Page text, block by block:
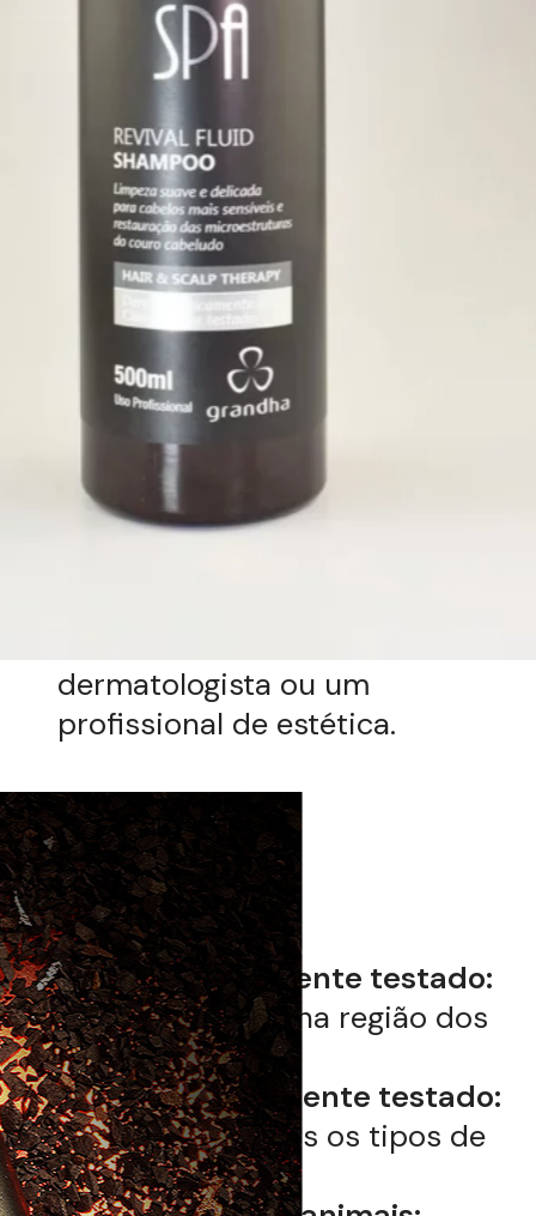
Consulte um profissional:
dermatologista ou um
profissional de estética.
Informações
Adicionais
Oftalmologicamente testado:
seguro para uso na região dos
olhos.
Dermatologicamente testado:
Não testado em animais:
compromisso com a beleza
consciente.
Powerful Eyes
Grandha: O
Segredo para um
Olhar
Inesquecível